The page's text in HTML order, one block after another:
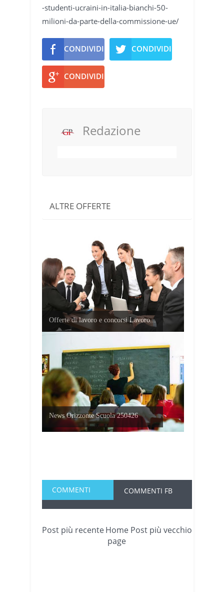
-studenti-ucraini-in-italia-bianchi-50-
milioni-da-parte-della-commissione-ue/
CONDIVIDI CONDIVIDI
CONDIVIDI
Redazione
ALTRE OFFERTE
Offerte di lavoro e concorsi Lavoro...
News Orizzonte Scuola 250426
COMMENTI COMMENTI FB
Post più recente Post più vecchio
Home
page